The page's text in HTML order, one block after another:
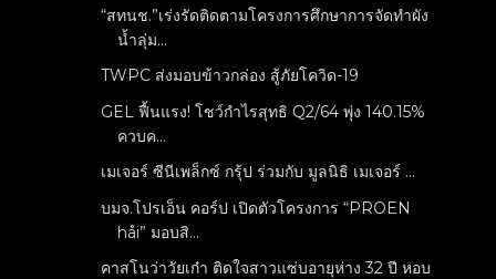
“สทนช.”เร่งรัดติดตามโครงการศึกษาการจัดทำผัง
น้ำลุ่ม...
TWPC ส่งมอบข้าวกล่อง สู้ภัยโควิด-19
GEL ฟื้นแรง! โชว์กำไรสุทธิ Q2/64 พุ่ง 140.15%
ควบค...
เมเจอร์ ซีนีเพล็กซ์ กรุ้ป ร่วมกับ มูลนิธิ เมเจอร์ ...
บมจ.โปรเอ็น คอร์ป เปิดตัวโครงการ “PROEN
håi” มอบสิ...
คาสโนว่าวัยเก๋า ติดใจสาวแซ่บอายุห่าง 32 ปี หอบ